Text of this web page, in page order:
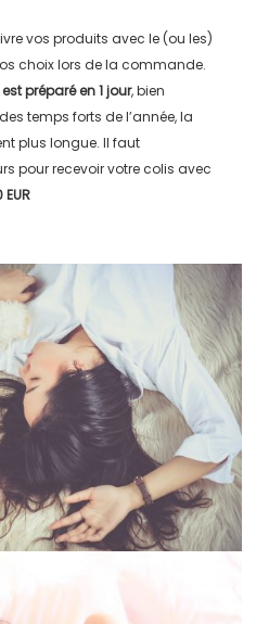
vos produits avec le (ou les)
choix lors de la commande.
préparé en1 jour, bien
temps forts de l’année, la
plus longue. Il faut
pour recevoir votre colis avec